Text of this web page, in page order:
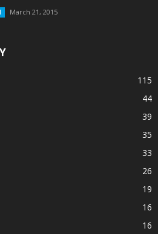
March 21, 2015
115
44
39
35
33
26
19
16
16